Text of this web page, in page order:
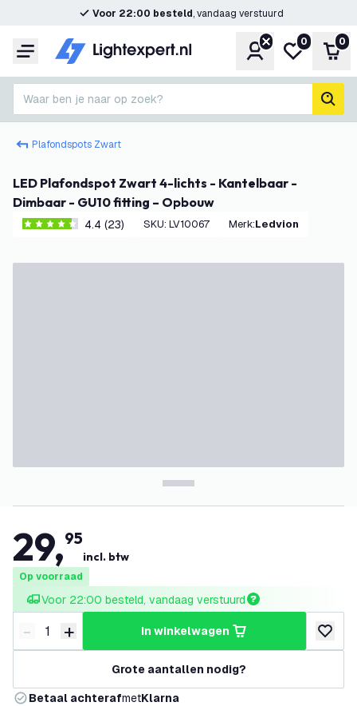
Voor 22:00 besteld, vandaag verstuurd
Menu Account
Mijn
0 0
Waar ben je naar op zoek?
Plafondspots Zwart
LED Plafondspot Zwart 4-lichts - Kantelbaar -
Dimbaar - GU10 fitting – Opbouw
4.4 score sterren
4.4 (23) SKU: LV10067 Merk: Ledvion
29,95
incl. btw
Op voorraad
Voor 22:00 besteld, vandaag verstuurd
Verminder hoeveelheid
- Verhoog hoeveelheid
+ in winkelwagen
Grote aantallen nodig?
Betaal achterafmetKlarna